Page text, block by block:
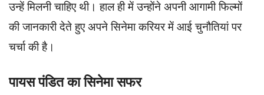
उन्हें मिलनी चाहिए थी। हाल ही में उन्होंने अपनी आगामी फिल्मों
की जानकारी देते हुए अपने सिनेमा करियर में आई चुनौतियां पर
चर्चा की है।
पायस पंडित का सिनेमा सफर